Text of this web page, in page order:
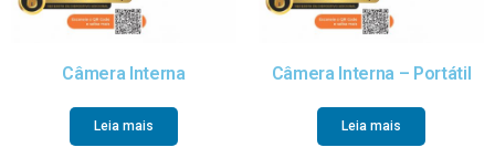
Câmera Interna
Leia mais
Câmera Interna – Portátil
Leia mais